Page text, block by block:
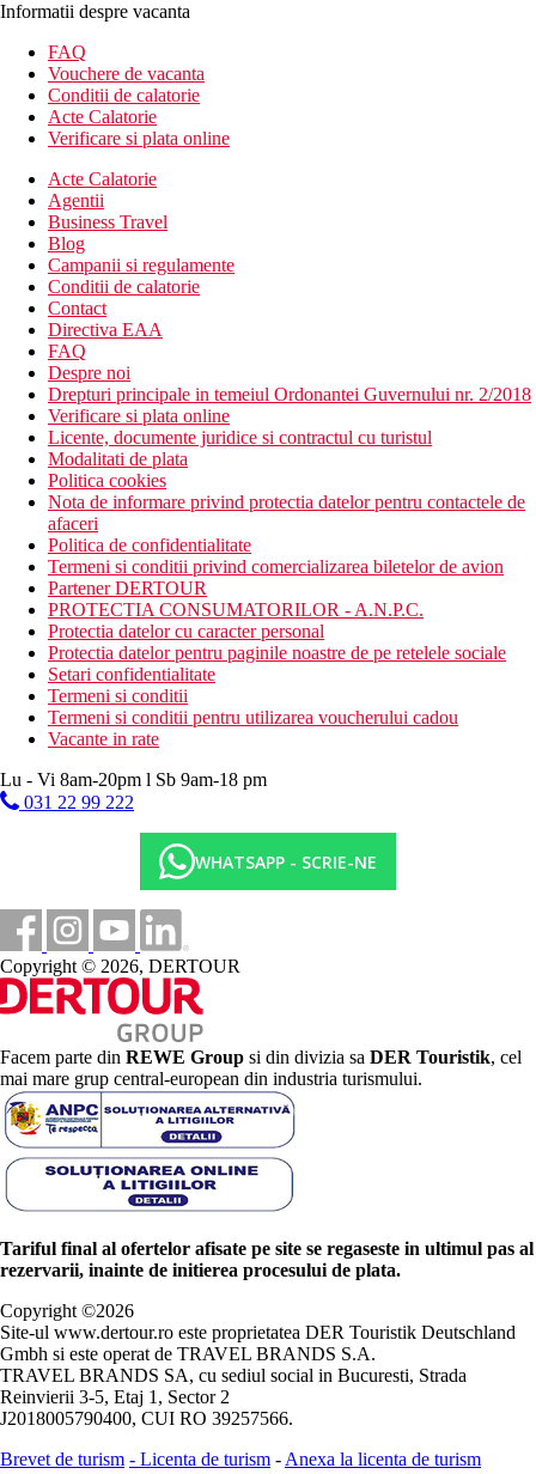
Informatii despre vacanta
FAQ
Vouchere de vacanta
Conditii de calatorie
Acte Calatorie
Verificare si plata online
Acte Calatorie
Agentii
Business Travel
Blog
Campanii si regulamente
Conditii de calatorie
Contact
Directiva EAA
FAQ
Despre noi
Drepturi principale in temeiul Ordonantei Guvernului nr. 2/2018
Verificare si plata online
Licente, documente juridice si contractul cu turistul
Modalitati de plata
Politica cookies
Nota de informare privind protectia datelor pentru contactele de
afaceri
Politica de confidentialitate
Termeni si conditii privind comercializarea biletelor de avion
Partener DERTOUR
PROTECTIA CONSUMATORILOR - A.N.P.C.
Protectia datelor cu caracter personal
Protectia datelor pentru paginile noastre de pe retelele sociale
Setari confidentialitate
Termeni si conditii
Termeni si conditii pentru utilizarea voucherului cadou
Vacante in rate
Lu - Vi 8am-20pm l Sb 9am-18 pm
031 22 99 222
WHATSAPP - SCRIE-NE
Copyright © 2026, DERTOUR
Facem parte din REWE Group si din divizia sa DER Touristik, cel
mai mare grup central-european din industria turismului.
Tariful final al ofertelor afisate pe site se regaseste in ultimul pas al
rezervarii, inainte de initierea procesului de plata.
Copyright ©2026
Site-ul www.dertour.ro este proprietatea DER Touristik Deutschland
Gmbh si este operat de TRAVEL BRANDS S.A.
TRAVEL BRANDS SA, cu sediul social in Bucuresti, Strada
Reinvierii 3-5, Etaj 1, Sector 2
J2018005790400, CUI RO 39257566.
Brevet de turism - Licenta de turism - Anexa la licenta de turism